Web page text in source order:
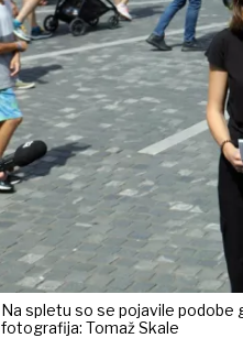
Na spletu so se pojavile podobe
fotografija: Tomaž Skale